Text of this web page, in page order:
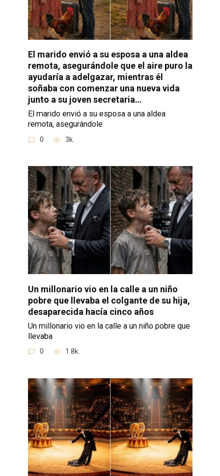
El marido envió a su esposa a una aldea
remota, asegurándole que el aire puro la
ayudaría a adelgazar, mientras él
soñaba con comenzar una nueva vida
junto a su joven secretaria…
El marido envió a su esposa a una aldea
remota, asegurándole
0 3k.
Un millonario vio en la calle a un niño
pobre que llevaba el colgante de su hija,
desaparecida hacía cinco años
Un millonario vio en la calle a un niño pobre que
llevaba
0 1.8k.